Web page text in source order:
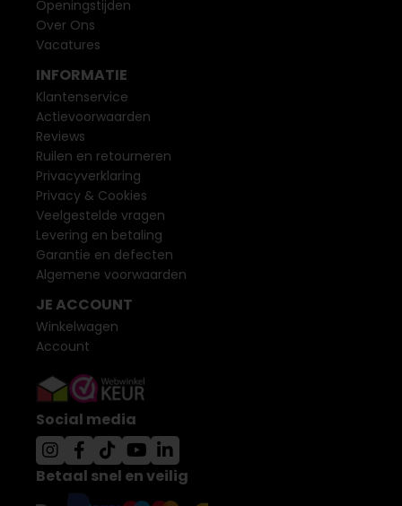
Openingstijden
Over Ons
Vacatures
INFORMATIE
Klantenservice
Actievoorwaarden
Reviews
Ruilen en retourneren
Privacyverklaring
Privacy & Cookies
Veelgestelde vragen
Levering en betaling
Garantie en defecten
Algemene voorwaarden
JE ACCOUNT
Winkelwagen
Account
Social media
Betaal snel en veilig